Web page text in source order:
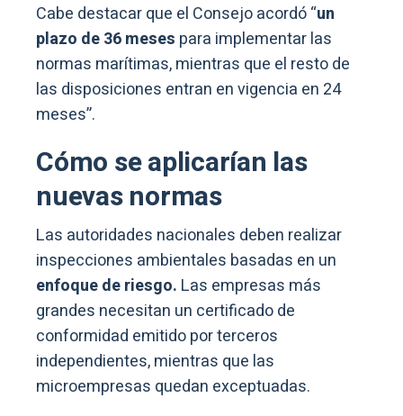
Cabe destacar que el Consejo acordó “un
plazo de 36 meses para implementar las
normas marítimas, mientras que el resto de
las disposiciones entran en vigencia en 24
meses”.
Cómo se aplicarían las
nuevas normas
Las autoridades nacionales deben realizar
inspecciones ambientales basadas en un
enfoque de riesgo. Las empresas más
grandes necesitan un certificado de
conformidad emitido por terceros
independientes, mientras que las
microempresas quedan exceptuadas.